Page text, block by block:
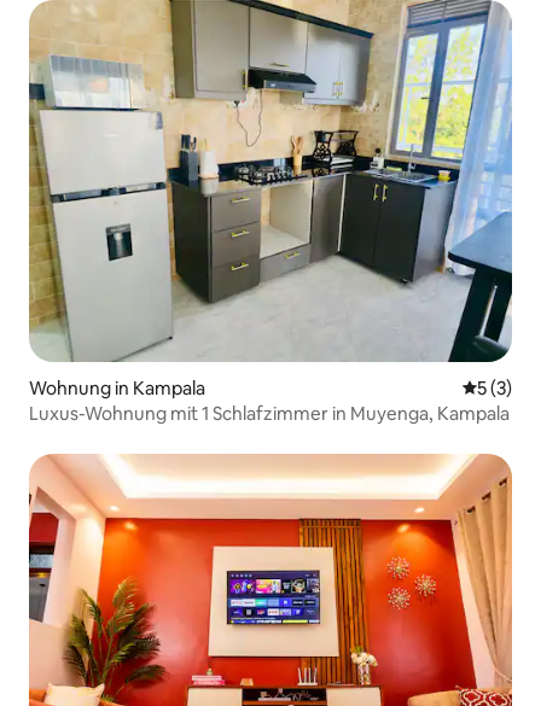
Wohnung in Kampala
5 (3)
Luxus-Wohnung mit 1 Schlafzimmer in Muyenga, Kampala